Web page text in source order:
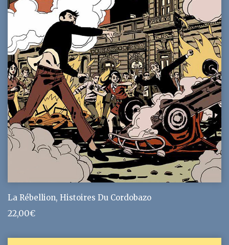
La Rébellion, Histoires Du Cordobazo
22,00€